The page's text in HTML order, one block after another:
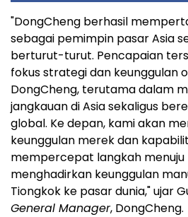
"DongCheng berhasil
sebagai pemimpin pasar Asia
berturut-turut. Pencapaian
fokus strategi dan keunggulan
DongCheng, terutama dalam
jangkauan di Asia sekaligus
global. Ke depan, kami akan
keunggulan merek dan
mempercepat langkah
menghadirkan keunggulan
Tiongkok ke pasar dunia," ujar
General Manager, DongCheng.